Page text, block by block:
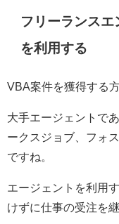
フリーランスエ
を利用する
VBA案件を獲得する
大手エージェントで
ークスジョブ、フォ
ですね。
エージェントを利用
けずに仕事の受注を